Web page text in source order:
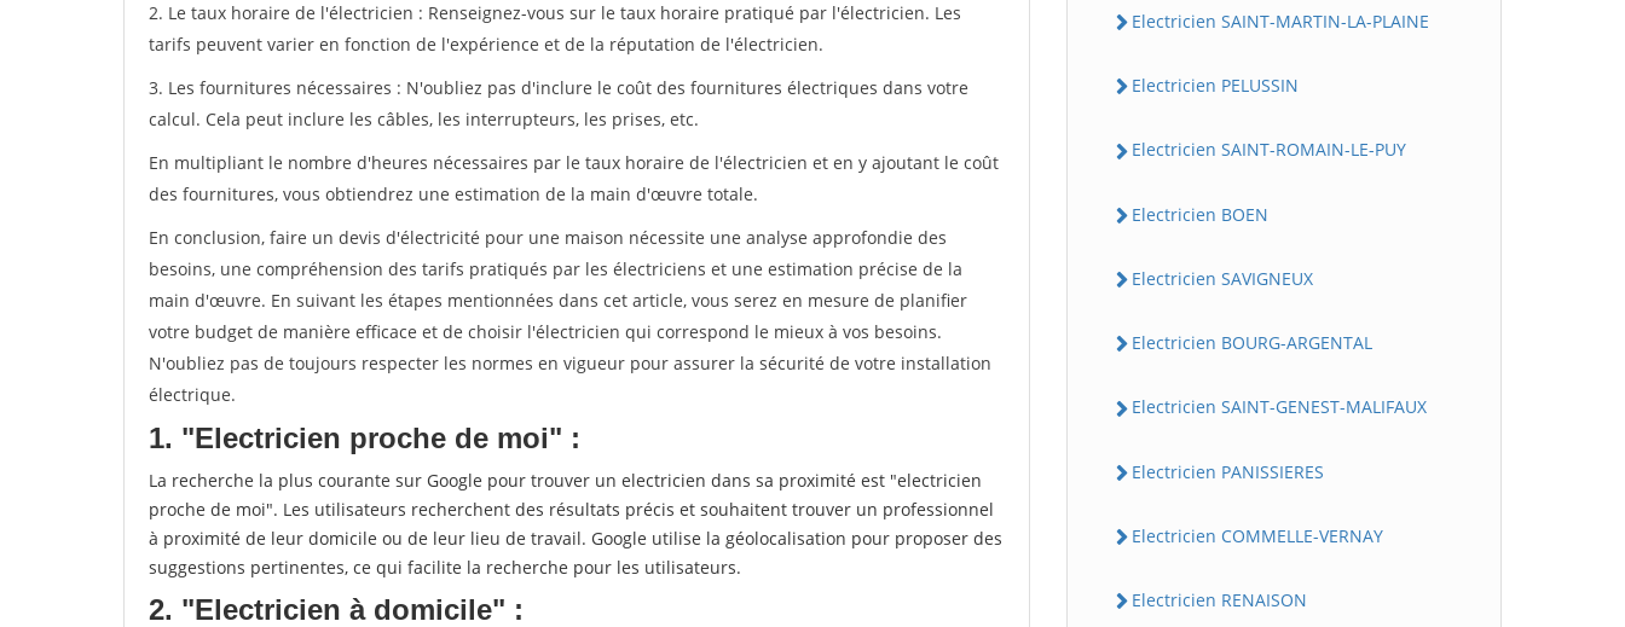
2. Le taux horaire de l'électricien : Renseignez-vous sur le taux horaire pratiqué par l'électricien. Les
tarifs peuvent varier en fonction de l'expérience et de la réputation de l'électricien.
3. Les fournitures nécessaires : N'oubliez pas d'inclure le coût des fournitures électriques dans votre
calcul. Cela peut inclure les câbles, les interrupteurs, les prises, etc.
En multipliant le nombre d'heures nécessaires par le taux horaire de l'électricien et en y ajoutant le coût
des fournitures, vous obtiendrez une estimation de la main d'œuvre totale.
En conclusion, faire un devis d'électricité pour une maison nécessite une analyse approfondie des
besoins, une compréhension des tarifs pratiqués par les électriciens et une estimation précise de la
main d'œuvre. En suivant les étapes mentionnées dans cet article, vous serez en mesure de planifier
votre budget de manière efficace et de choisir l'électricien qui correspond le mieux à vos besoins.
N'oubliez pas de toujours respecter les normes en vigueur pour assurer la sécurité de votre installation
électrique.
1. "Electricien proche de moi" :
La recherche la plus courante sur Google pour trouver un electricien dans sa proximité est "electricien
proche de moi". Les utilisateurs recherchent des résultats précis et souhaitent trouver un professionnel
à proximité de leur domicile ou de leur lieu de travail. Google utilise la géolocalisation pour proposer des
suggestions pertinentes, ce qui facilite la recherche pour les utilisateurs.
2. "Electricien à domicile" :
Electricien SAINT-MARTIN-LA-PLAINE
Electricien PELUSSIN
Electricien SAINT-ROMAIN-LE-PUY
Electricien BOEN
Electricien SAVIGNEUX
Electricien BOURG-ARGENTAL
Electricien SAINT-GENEST-MALIFAUX
Electricien PANISSIERES
Electricien COMMELLE-VERNAY
Electricien RENAISON